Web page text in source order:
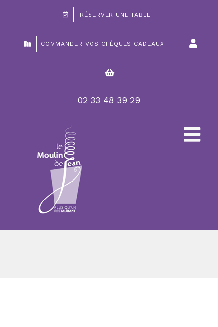
RÉSERVER UNE TABLE
COMMANDER VOS CHÈQUES CADEAUX
02 33 48 39 29